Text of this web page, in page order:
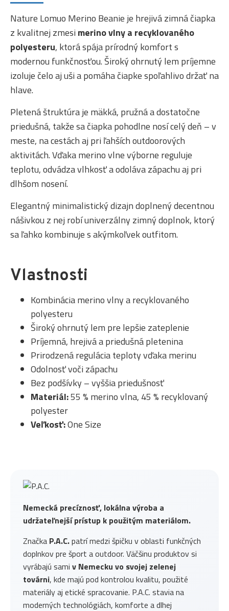
Nemecká precíznosť, lokálna výroba a
udržateľnejší prístup k použitým materiálom.
Značka P.A.C.patrí medzi špičku v oblasti funkčných
doplnkov pre šport a outdoor. Väčšinu produktov si
vyrábajú sami v Nemecku vo svojej zelenej
továrni, kde majú pod kontrolou kvalitu, použité
materiály aj etické spracovanie. P.A.C. stavia na
moderných technológiách, komforte a dlhej
Nature Lomuo Merino Beanie je hrejivá zimná čiapka
z kvalitnej zmesi merino vlny a recyklovaného
polyesteru, ktorá spája prírodný komfort s
modernou funkčnosťou. Široký ohrnutý lem príjemne
izoluje čelo aj uši a pomáha čiapke spoľahlivo držať na
hlave.
Pletená štruktúra je mäkká, pružná a dostatočne
priedušná, takže sa čiapka pohodlne nosí celý deň – v
meste, na cestách aj pri ľahších outdoorových
aktivitách. Vďaka merino vlne výborne reguluje
teplotu, odvádza vlhkosť a odoláva zápachu aj pri
dlhšom nosení.
Elegantný minimalistický dizajn doplnený decentnou
nášivkou z nej robí univerzálny zimný doplnok, ktorý
sa ľahko kombinuje s akýmkoľvek outfitom.
Vlastnosti
Kombinácia merino vlny a recyklovaného
polyesteru
Široký ohrnutý lem pre lepšie zateplenie
Príjemná, hrejivá a priedušná pletenina
Prirodzená regulácia teploty vďaka merinu
Odolnosť voči zápachu
Bez podšívky – vyššia priedušnosť
Materiál:55 % merino vlna, 45 % recyklovaný
polyester
Veľkosť:One Size